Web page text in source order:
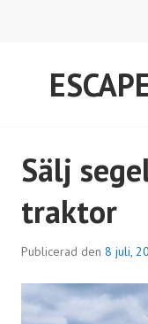
Sälj
traktor
Publicerad den 8 juli,